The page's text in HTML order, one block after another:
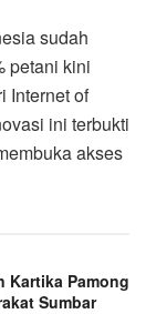
sudah
petani kini
Internet of
ini terbukti
akses
Kartika Pamong
Sumbar